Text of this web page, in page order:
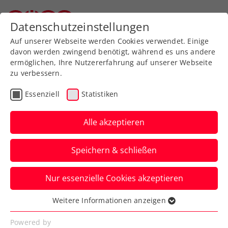
Zurück zur Newsübersicht
Billie Jean King Cup
Grabher muss 2:2
hinnehmen: Entscheidung
gegen Ukraine im Doppel
Die Vorarlbergerin verliert im Billie Jean
King Cup in McKinney (USA) das vierte
Einzelmatch in zwei Sätzen.
Verfasst von: Manuel Wachta, 17.11.2024
Datenschutzeinstellungen
Auf unserer Webseite werden Cookies verwendet. Einige
davon werden zwingend benötigt, während es uns andere
ermöglichen, Ihre Nutzererfahrung auf unserer Webseite
zu verbessern.
Essenziell Statistiken
Alle akzeptieren
Speichern & schließen
Nur essenzielle Cookies akzeptieren
Essenziell
Essenzielle Cookies werden für grundlegende
Weitere Informationen anzeigen
Powered by